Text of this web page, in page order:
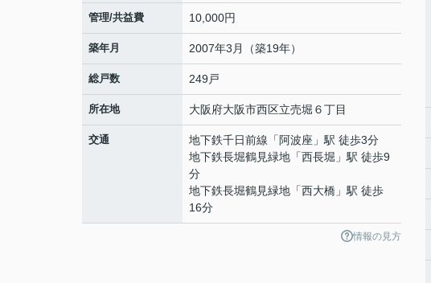
管理/共益費 10,000円
築年月 2007年3月（築19年）
総戸数 249戸
所在地 大阪府大阪市西区立売堀 ６丁目
交通 地下鉄千日前線 「 阿波座 」駅 徒歩3分
地下鉄長堀鶴見緑地 「西長堀 」駅 徒歩9
分
地下鉄長堀鶴見緑地 「西大橋 」駅 徒歩
16分
情報の見方